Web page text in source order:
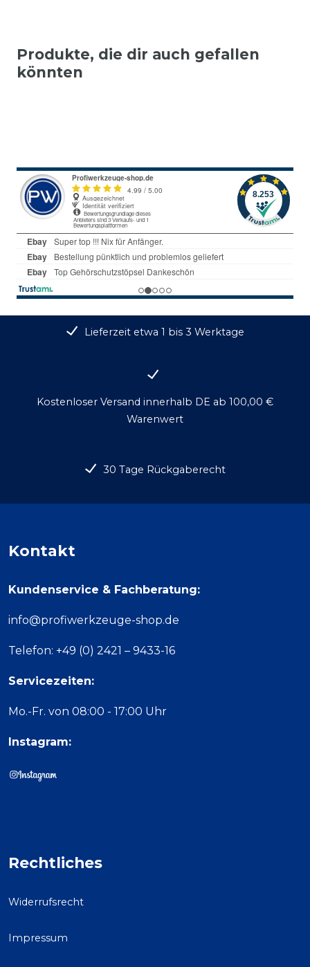
Produkte, die dir auch gefallen
könnten
Lieferzeit etwa 1 bis 3 Werktage
Kostenloser Versand innerhalb DE ab 100,00 €
Warenwert
30 Tage Rückgaberecht
Kontakt
Kundenservice & Fachberatung:
info@profiwerkzeuge-shop.de
Telefon: +49 (0) 2421 – 9433-16
Servicezeiten:
Mo.-Fr. von 08:00 - 17:00 Uhr
Instagram:
Rechtliches
Widerrufsrecht
Impressum